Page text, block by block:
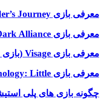
معرفی بازی LEGO Builder’s Journey
معرفی بازی Dungeons & Dragons: Dark Alliance
معرفی بازی Visage (بازی چهره)
معرفی بازی The Dark Pictures Anthology: Little…
چگونه بازی های پلی